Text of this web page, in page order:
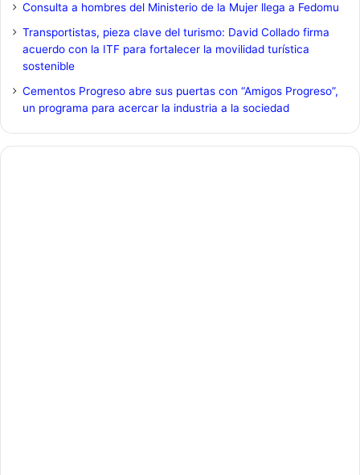
Consulta a hombres del Ministerio de la Mujer llega a Fedomu
Transportistas, pieza clave del turismo: David Collado firma
acuerdo con la ITF para fortalecer la movilidad turística
sostenible
Cementos Progreso abre sus puertas con “Amigos Progreso”,
un programa para acercar la industria a la sociedad